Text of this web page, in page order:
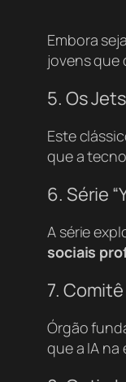
Embora
jovens que
5. Os
Este
que a
6. Série
A série
sociais
7.
Órgão
que a IA